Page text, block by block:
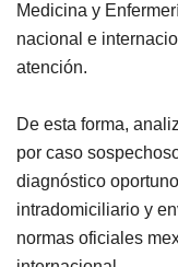
Medicina y
nacional e
atención.
De esta forma,
por caso
diagnóstico
intradomiciliario y
normas oficiales